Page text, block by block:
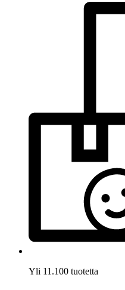
Yli 11.100 tuotetta